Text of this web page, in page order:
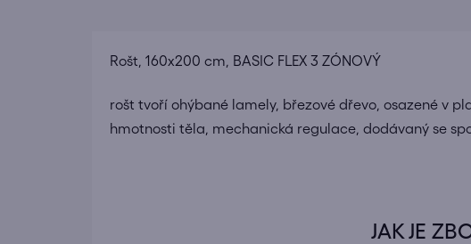
Rošt, 160x200 cm, BASIC FLEX 3 ZÓNOVÝ
rošt tvoří ohýbané lamely, březové dřevo, osazené v
hmotnosti těla, mechanická regulace, dodávaný se
JAK JE